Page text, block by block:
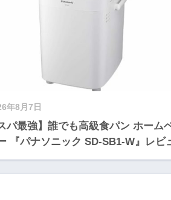
年8月7日
パ最強】誰でも高級食パン ホーム
『パナソニック SD-SB1-W』レビ